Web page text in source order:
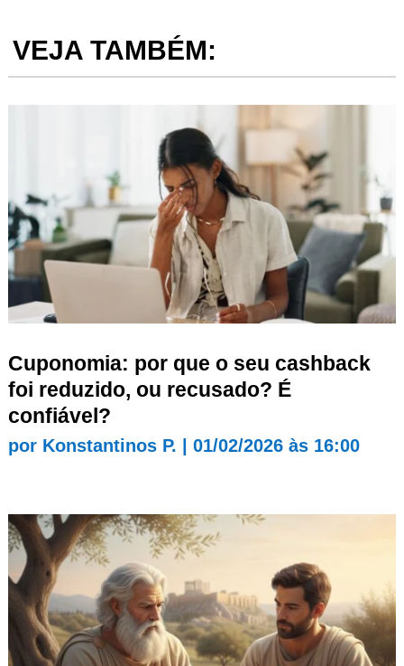
VEJA TAMBÉM:
Cuponomia: por que o seu cashback
foi reduzido, ou recusado? É
confiável?
por Konstantinos P. 01/02/2026 às 16:00